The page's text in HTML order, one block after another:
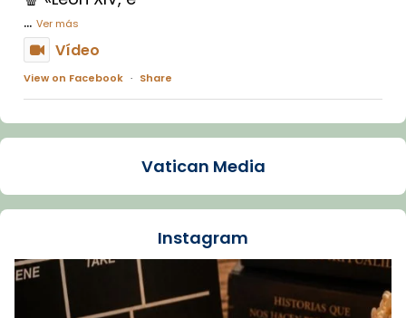
... Ver más
Vídeo
View on Facebook · Share
Arquebisbat de Barcelona
La Carmina va patir depressió. Fa gairebé
dos mesos, a l'Estadi Lluís Companys, la
Recupera l'entrevista comp
Vatican
tican News 👇
Vatican Media
Instagram